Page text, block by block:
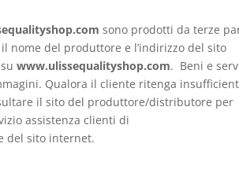
sono prodotti da terze
nome del produttore e l’indirizzo del sito
suwww.ulissequalityshop.com. Beni e
Qualora il cliente ritenga
il sito del produttore/distributore per
assistenza clienti di
del sito internet.